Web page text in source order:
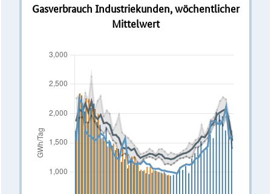
Gasverbrauch Industriekunden, wöchentlicher
Mittelwert